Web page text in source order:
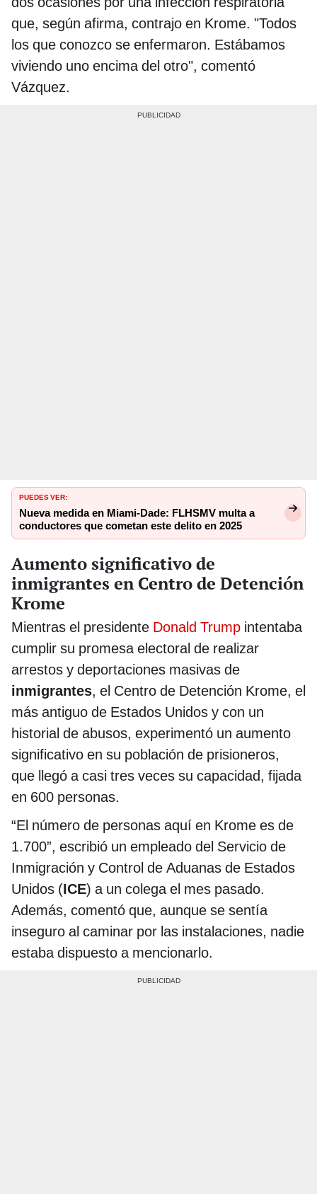
que, según afirma, contrajo en Krome. "Todos
los que conozco se enfermaron. Estábamos
viviendo uno encima del otro", comentó
Vázquez.
Nueva medida en Miami-Dade: FLHSMV multa a
conductores que cometan este delito en 2025
inmigrantes en Centro de Detención
Krome
Mientras el presidente
cumplir su promesa electoral de realizar
arrestos y deportaciones masivas de
inmigrantes, el Centro de Detención Krome, el
más antiguo de Estados Unidos y con un
historial de abusos, experimentó un aumento
significativo en su población de prisioneros,
que llegó a casi tres veces su capacidad, fijada
en 600 personas.
“El número de personas aquí en Krome es de
1.700”, escribió un empleado del Servicio de
Inmigración y Control de Aduanas de Estados
Unidos (ICE ) a un colega el mes pasado.
Además, comentó que, aunque se sentía
inseguro al caminar por las instalaciones, nadie
estaba dispuesto a mencionarlo.